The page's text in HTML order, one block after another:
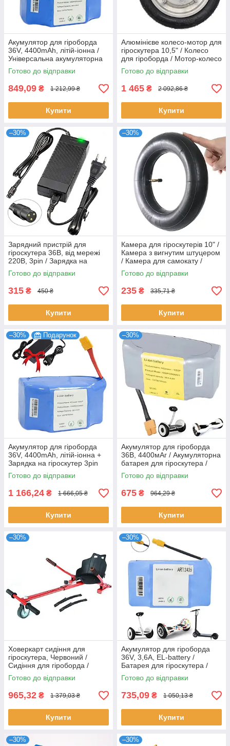
Акумулятор для гіроборда
36V, 4400mAh, літій-іонна /
Універсальна акумуляторна
батарея
Готово до відправки
849,09 ₴ 1 212,99 ₴
Купити
Алюмінієве колесо-мотор для
гіроскутера 10,5" / Колесо
для гіроборда / Мотор-колесо
для електросамокату
Готово до відправки
1 465 ₴ 2 092,86 ₴
Купити
–30%
Зарядний пристрій для
гіроскутера 36В, від мережі
220В, 3pin / Зарядка на
гіроскутер / Блок живлення
на гіроборд
Готово до відправки
315 ₴ 450 ₴
Купити
–30%
Камера для гіроскутерів 10" /
Камера з вигнутим штуцером
/ Камера для самокату /
Камера для електросамокату
Готово до відправки
235 ₴ 335,71 ₴
Купити
–30% Подарунок
Акумулятор для гіроборда
36V, 4400mAh, літій-іонна +
Зарядка на гіроскутер 3pin
Готово до відправки
1 166,24 ₴ 1 666,05 ₴
Купити
–30%
Акумулятор для гіроборда
36В, 4400мАг / Акумуляторна
батарея для гіроскутера /
Батарея на гіроборд
Готово до відправки
675 ₴ 964,29 ₴
Купити
–30%
Ховеркарт сидіння для
гіроскутера, Червоний /
Сидіння для гіроборда /
Сидушка для гіроборда
Готово до відправки
965,32 ₴ 1 379,03 ₴
Купити
–30%
Акумулятор для гіроборда
36V, 3,6A, EL-battery /
Батарея для гіроскутера /
Акумуляторна бататея на
гіроборд
Готово до відправки
735,09 ₴ 1 050,13 ₴
Купити
–30% –30%